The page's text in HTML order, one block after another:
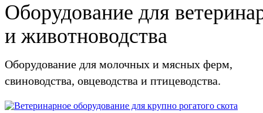
Оборудование для
и животноводства
Оборудование для молочных и мясных ферм,
свиноводства, овцеводства и птицеводства.